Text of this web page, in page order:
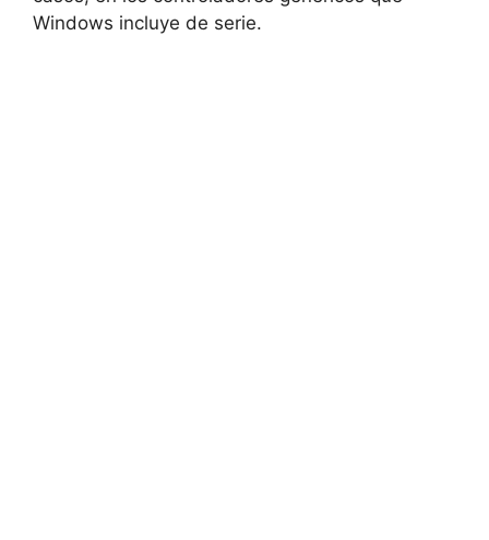
Windows incluye de serie.